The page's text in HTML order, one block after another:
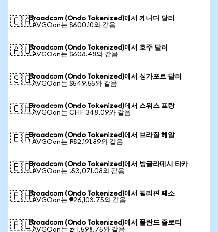
🇨🇦Broadcom (Ondo Tokenized)에서 캐나다 달러
1 AVGOon는 $600.10와 같음
🇦🇺Broadcom (Ondo Tokenized)에서 호주 달러
1 AVGOon는 $608.48와 같음
🇸🇬Broadcom (Ondo Tokenized)에서 싱가포르 달러
1 AVGOon는 $549.55와 같음
🇨🇭Broadcom (Ondo Tokenized)에서 스위스 프랑
1 AVGOon는 CHF 348.09와 같음
🇧🇷Broadcom (Ondo Tokenized)에서 브라질 헤알
1 AVGOon는 R$2,191.89와 같음
🇧🇩Broadcom (Ondo Tokenized)에서 방글라데시 타카
1 AVGOon는 ৳53,071.08와 같음
🇵🇭Broadcom (Ondo Tokenized)에서 필리핀 페소
1 AVGOon는 ₱26,103.75와 같음
🇵🇱Broadcom (Ondo Tokenized)에서 폴란드 즐로티
1 AVGOon는 zł 1,598.75와 같음